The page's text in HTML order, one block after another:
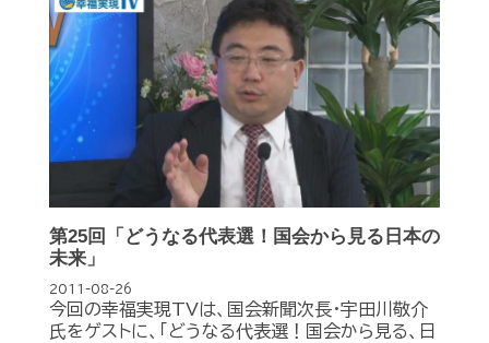
第25回「どうなる代表選！国会から見る日本の
未来」
2011-08-26
今回の幸福実現TVは、国会新聞次長・宇田川敬介
氏をゲストに、「どうなる代表選！国会から見る、日